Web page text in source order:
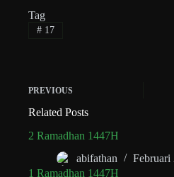
Tag
#17
PREVIOUS
Related Posts
2 Ramadhan 1447H
abifathan
Februari
1 Ramadhan 1447H